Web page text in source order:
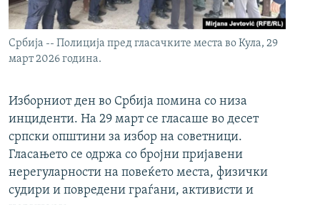
Србија -- Полиција пред гласачките места во Кула, 29
март 2026 година.
Изборниот ден во Србија помина со низа
инциденти. На 29 март се гласаше во десет
српски општини за избор на советници.
Гласањето се одржа со бројни пријавени
нерегуларности на повеќето места, физички
судири и повредени граѓани, активисти и